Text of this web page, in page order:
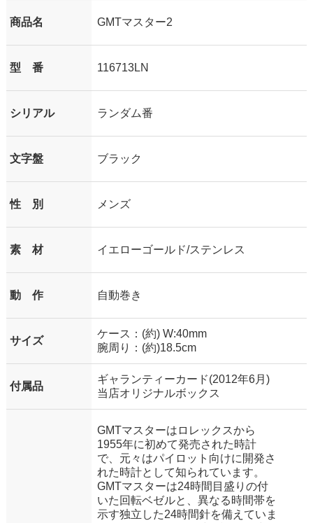
商品名 GMTマスター2
型 番 116713LN
シリアル ランダム番
文字盤 ブラック
性 別 メンズ
素 材 イエローゴールド/ステンレス
動 作 自動巻き
サイズ
ケース：(約) W:40mm
腕周り：(約)18.5cm
付属品
ギャランティーカード(2012年6月)
当店オリジナルボックス
GMTマスターはロレックスから
1955年に初めて発売された時計
で、元々はパイロット向けに開発さ
れた時計として知られています。
GMTマスターは24時間目盛りの付
いた回転ベゼルと、異なる時間帯を
示す独立した24時間針を備えていま